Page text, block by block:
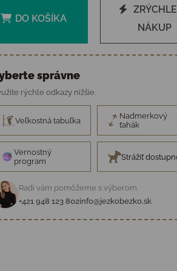
DO KOŠÍKA
NÁKUP
správne
rýchle odkazy nižšie.
Veľkostná tabuľka
Nadmerkový
ťahák
Vernostný
program
Strážiť
Radi vám pomôžeme s výberom
+421 948 123 802info@jezkobezko.sk